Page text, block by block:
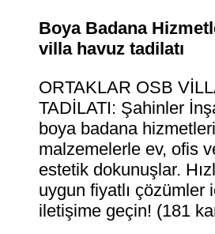
Boya Badana
villa havuz tadilatı
ORTAKLAR OSB
TADİLATI: Şahinler
boya badana
malzemelerle ev, ofis
estetik dokunuşlar.
uygun fiyatlı çözümler
iletişime geçin! (181